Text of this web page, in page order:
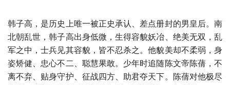
韩子高，是历史上唯一被正史承认、差点册封的男皇后。南
北朝乱世，韩子高出身低微，生得容貌妖冶、绝美无双，乱
军之中，士兵见其容貌，皆不忍杀之。他貌美却不柔弱，身
姿矫健、忠心不二、聪慧果敢。少年时追随陈文帝陈蒨，不
离不弃、贴身守护、征战四方、助君夺天下。陈蒨对他极尽